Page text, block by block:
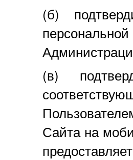
(б)
(в)
Сайта на